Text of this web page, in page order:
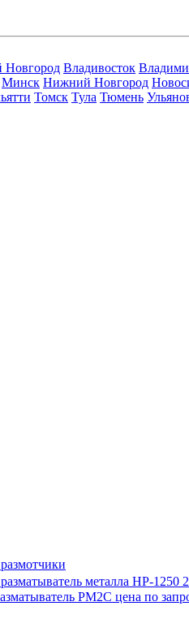
Новгород Владивосток
Минск Нижний Новгород
Томск Тула Тюмень
металла HP-1250
РМ2С цена по